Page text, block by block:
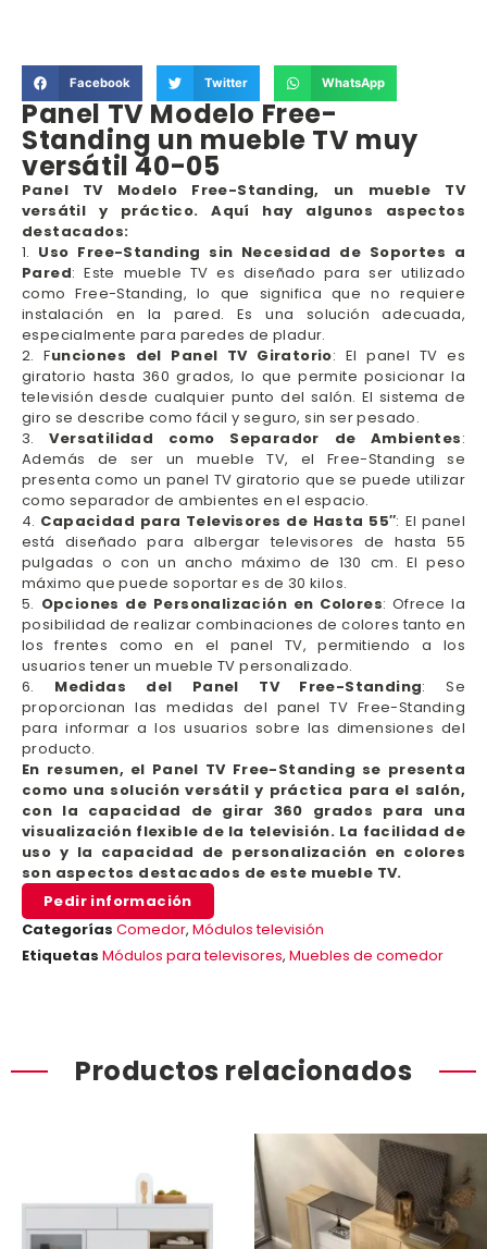
Facebook Twitter WhatsApp
Panel TV Modelo Free-
Standing un mueble TV muy
versátil 40-05
Panel TV Modelo Free-Standing, un mueble TV
versátil y práctico. Aquí hay algunos aspectos
destacados:
1. Uso Free-Standing sin Necesidad de Soportes a
Pared: Este mueble TV es diseñado para ser utilizado
como Free-Standing, lo que significa que no requiere
instalación en la pared. Es una solución adecuada,
especialmente para paredes de pladur.
2. Funciones del Panel TV Giratorio: El panel TV es
giratorio hasta 360 grados, lo que permite posicionar la
televisión desde cualquier punto del salón. El sistema de
giro se describe como fácil y seguro, sin ser pesado.
3.Versatilidad como Separador de Ambientes:
Además de ser un mueble TV, el Free-Standing se
presenta como un panel TV giratorio que se puede utilizar
como separador de ambientes en el espacio.
4. Capacidad para Televisores de Hasta 55″: El panel
está diseñado para albergar televisores de hasta 55
pulgadas o con un ancho máximo de 130 cm. El peso
máximo que puede soportar es de 30 kilos.
5. Opciones de Personalización en Colores: Ofrece la
posibilidad de realizar combinaciones de colores tanto en
los frentes como en el panel TV, permitiendo a los
usuarios tener un mueble TV personalizado.
6. Medidas del Panel TV Free-Standing: Se
proporcionan las medidas del panel TV Free-Standing
para informar a los usuarios sobre las dimensiones del
producto.
En resumen, el Panel TV Free-Standing se presenta
como una solución versátil y práctica para el salón,
con la capacidad de girar 360 grados para una
visualización flexible de la televisión. La facilidad de
uso y la capacidad de personalización en colores
son aspectos destacados de este mueble TV.
Pedir información
Categorías Comedor, Módulos televisión
Etiquetas Módulos para televisores, Muebles de comedor
Productos relacionados